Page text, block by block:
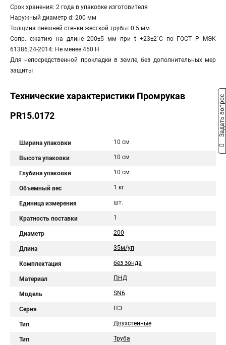
Срок хранения: 2 года в упаковке изготовителя
Наружный диаметр d: 200 мм
Толщина внешней стенки жесткой трубы: 0.5 мм
Сопр. сжатию на длине 200±5 мм при t +23±2˚С по ГОСТ Р МЭК
61386.24-2014: Не менее 450 Н
Для непосредственной прокладки в земле, без дополнительных мер
защиты
Технические характеристики Промрукав
PR15.0172
Ширина упаковки 10 см
Высота упаковки 10 см
Глубина упаковки 10 см
Объемный вес 1 кг
Единица измерения шт.
Кратность поставки 1
Диаметр 200
Длина 35м/уп
Комплектация без зонда
Материал ПНД
Модель SN6
Серия ПЭ
Тип Двухстенные
Тип Труба
Задать вопрос